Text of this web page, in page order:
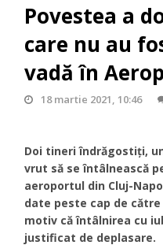
Povestea a
care nu au
vadă în
18 martie 2021, 10:46
Doi tineri îndrăgostiți,
vrut să se întâlnească
aeroportul din Cluj-
date peste cap de
motiv că întâlnirea cu
justificat de deplasare.